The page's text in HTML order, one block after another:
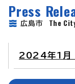
Press
広島市 The
2024年1月